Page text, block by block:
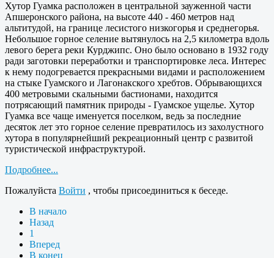
Хутор Гуамка расположен в центральной зауженной части
Апшеронского района, на высоте 440 - 460 метров над
альтитудой, на границе лесистого низкогорья и среднегорья.
Небольшое горное селение вытянулось на 2,5 километра вдоль
левого берега реки Курджипс. Оно было основано в 1932 году
ради заготовки переработки и транспортировке леса. Интерес
к нему подогревается прекрасными видами и расположением
на стыке Гуамского и Лагонакского хребтов. Обрывающихся
400 метровыми скальными бастионами, находится
потрясающий памятник природы - Гуамское ущелье. Хутор
Гуамка все чаще именуется поселком, ведь за последние
десяток лет это горное селение превратилось из захолустного
хутора в популярнейший рекреационный центр с развитой
туристической инфраструктурой.
Подробнее...
Пожалуйста Войти , чтобы присоединиться к беседе.
В начало
Назад
1
Вперед
В конец